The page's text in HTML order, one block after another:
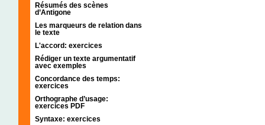
Résumés des scènes
d’Antigone
Les marqueurs de relation dans
le texte
L'accord: exercices
Rédiger un texte argumentatif
avec exemples
Concordance des temps:
exercices
Orthographe d’usage:
exercices PDF
Syntaxe: exercices